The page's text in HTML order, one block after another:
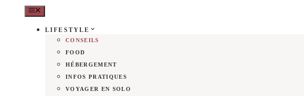
MENU
LIFESTYLE
CONSEILS
FOOD
HÉBERGEMENT
INFOS PRATIQUES
VOYAGER EN SOLO